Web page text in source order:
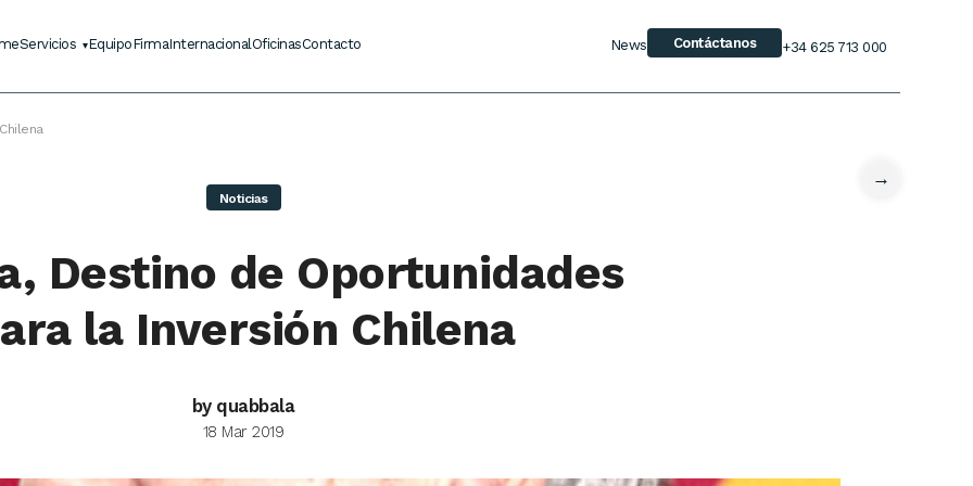
Servicios EquipoFirmaInternacionalOficinasContacto News Contáctanos +34 625 713 000
Noticias
→
Destino de Oportunidades
la Inversión Chilena
by quabbala
18 Mar 2019